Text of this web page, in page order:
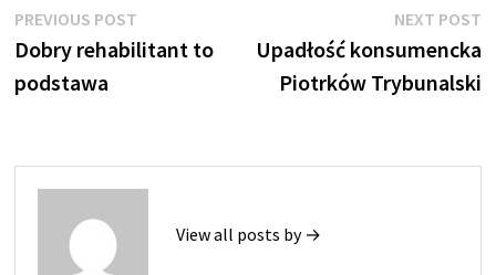
Nawigacja
wpisu
PREVIOUS POSTPrevious
post:
Dobry rehabilitant to
podstawa
NEXT POST
Upadłość konsumencka
Piotrków Trybunalski
View all posts by →